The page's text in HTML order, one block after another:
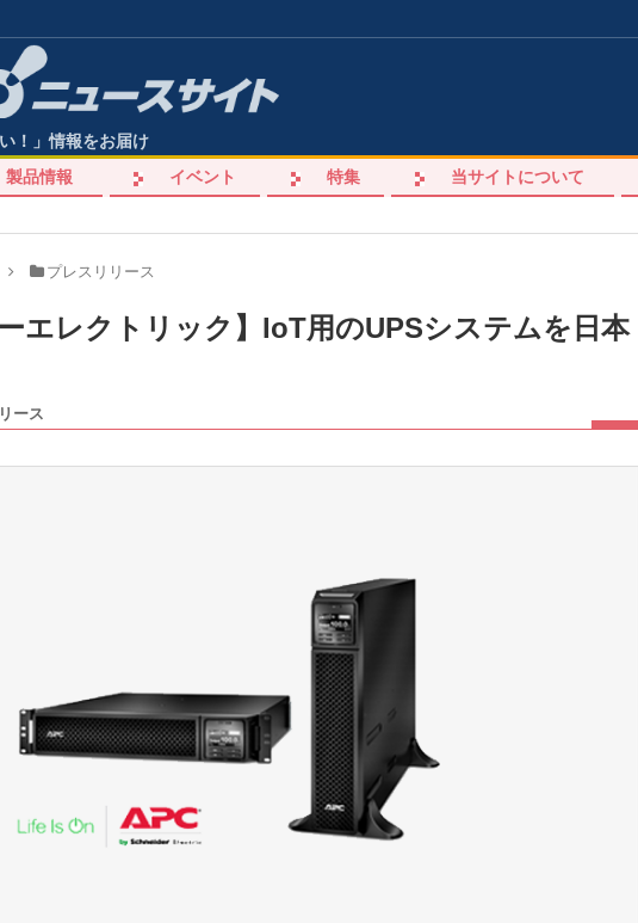
！」情報をお届け
製品情報 イベント 特集 当サイトについて
プレスリリース
エレクトリック】IoT用のUPSシステムを日本
ース